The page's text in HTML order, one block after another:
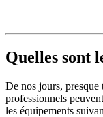
Quelles sont
De nos jours, presque
professionnels
les équipements